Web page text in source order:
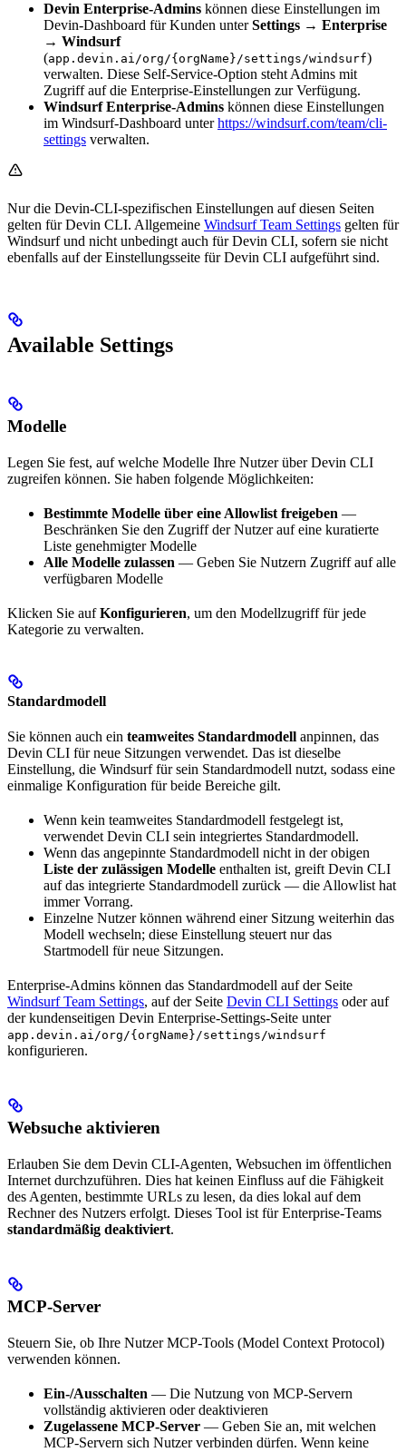
Devin Enterprise-Admins können diese Einstellungen im
Devin-Dashboard für Kunden unterSettings → Enterprise
→ Windsurf
(app.devin.ai/org/{orgName}/settings/windsurf)
verwalten. Diese Self-Service-Option steht Admins mit
Zugriff auf die Enterprise-Einstellungen zur Verfügung.
Windsurf Enterprise-Admins können diese Einstellungen
im Windsurf-Dashboard unterhttps://windsurf.com/team/cli-
settings verwalten.
Nur die Devin-CLI-spezifischen Einstellungen auf diesen Seiten
gelten für Devin CLI. Allgemeine Windsurf Team Settings gelten für
Windsurf und nicht unbedingt auch für Devin CLI, sofern sie nicht
ebenfalls auf der Einstellungsseite für Devin CLI aufgeführt sind.
Available Settings
Modelle
Legen Sie fest, auf welche Modelle Ihre Nutzer über Devin CLI
zugreifen können. Sie haben folgende Möglichkeiten:
Bestimmte Modelle über eine Allowlist freigeben —
Beschränken Sie den Zugriff der Nutzer auf eine kuratierte
Liste genehmigter Modelle
Alle Modelle zulassen — Geben Sie Nutzern Zugriff auf alle
verfügbaren Modelle
Klicken Sie aufKonfigurieren, um den Modellzugriff für jede
Kategorie zu verwalten.
Standardmodell
Sie können auch ein teamweites Standardmodell anpinnen, das
Devin CLI für neue Sitzungen verwendet. Das ist dieselbe
Einstellung, die Windsurf für sein Standardmodell nutzt, sodass eine
einmalige Konfiguration für beide Bereiche gilt.
Wenn kein teamweites Standardmodell festgelegt ist,
verwendet Devin CLI sein integriertes Standardmodell.
Wenn das angepinnte Standardmodell nicht in der obigen
Liste der zulässigen Modelle enthalten ist, greift Devin CLI
auf das integrierte Standardmodell zurück — die Allowlist hat
immer Vorrang.
Einzelne Nutzer können während einer Sitzung weiterhin das
Modell wechseln; diese Einstellung steuert nur das
Startmodell für neue Sitzungen.
Enterprise-Admins können das Standardmodell auf der Seite
Windsurf Team Settings, auf der Seite Devin CLI Settings oder auf
der kundenseitigen Devin Enterprise-Settings-Seite unter
app.devin.ai/org/{orgName}/settings/windsurf
konfigurieren.
Websuche aktivieren
Erlauben Sie dem Devin CLI-Agenten, Websuchen im öffentlichen
Internet durchzuführen. Dies hat keinen Einfluss auf die Fähigkeit
des Agenten, bestimmte URLs zu lesen, da dies lokal auf dem
Rechner des Nutzers erfolgt. Dieses Tool ist für Enterprise-Teams
standardmäßig deaktiviert.
MCP-Server
Steuern Sie, ob Ihre Nutzer MCP-Tools (Model Context Protocol)
verwenden können.
Ein-/Ausschalten — Die Nutzung von MCP-Servern
vollständig aktivieren oder deaktivieren
Zugelassene MCP-Server — Geben Sie an, mit welchen
MCP-Servern sich Nutzer verbinden dürfen. Wenn keine